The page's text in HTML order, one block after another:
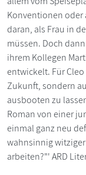
Konventionen oder
daran, als Frau in
müssen. Doch
ihrem Kollegen
entwickelt. Für
Zukunft, sondern
ausbooten zu
Roman von einer
einmal ganz neu
wahnsinnig witziger
arbeiten?"' ARD